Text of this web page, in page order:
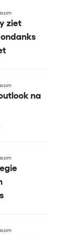
ziet
na